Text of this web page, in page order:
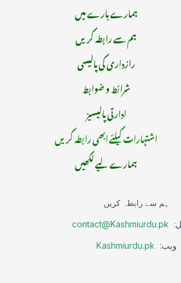
ہمارے بارے میں
ہم سے رابطہ کریں
رازداری کی پالیسی
شرائط و ضوابط
ادارتی پالیسیز
اشتہارات کیلئے ابھی رابطہ کریں
ہمارے لیے لکھیں
ہم سے رابطہ کریں
contact@Kashmiurdu.pk
ویب: Kashmiurdu.pk